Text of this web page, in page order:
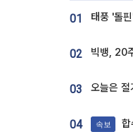
01
02
03 오늘은
04 속보 합